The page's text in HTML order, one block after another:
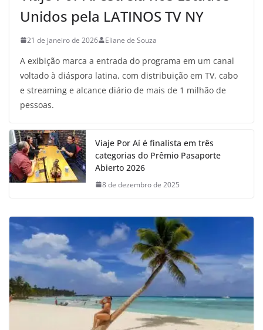
Unidos pela LATINOS TV NY
21 de janeiro de 2026 Eliane de Souza
A exibição marca a entrada do programa em um canal
voltado à diáspora latina, com distribuição em TV, cabo
e streaming e alcance diário de mais de 1 milhão de
pessoas.
Viaje Por Aí é finalista em três
categorias do Prêmio Pasaporte
Abierto 2026
8 de dezembro de 2025